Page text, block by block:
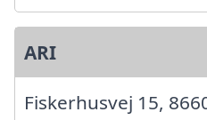
ARI
Fiskerhusvej 15,